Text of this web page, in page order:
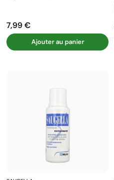
Prix
7,99 €
Ajouter au panier